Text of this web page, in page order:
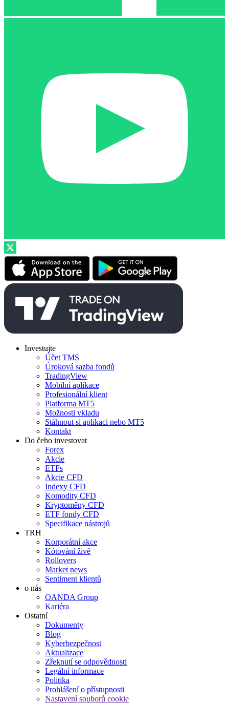
Investujte
Účet TMS
Úroková sazba fondů
TradingView
Mobilní aplikace
Profesionální klient
Platforma MT5
Možnosti vkladu
Stáhnout si aplikaci nebo MT5
Kontakt
Do čeho investovat
Forex
Akcie
ETFs
Akcie CFD
Indexy CFD
Komodity CFD
Kryptoměny CFD
ETF fondy CFD
Specifikace nástrojů
TRH
Korporátní akce
Kótování živě
Rollovers
Market news
Sentiment klientů
o nás
OANDA Group
Kariéra
Ostatní
Dokumenty
Blog
Kyberbezpečnost
Aktualizace
Zřeknutí se odpovědnosti
Legální informace
Politika
Prohlášení o přístupnosti
Nastavení souborů cookie